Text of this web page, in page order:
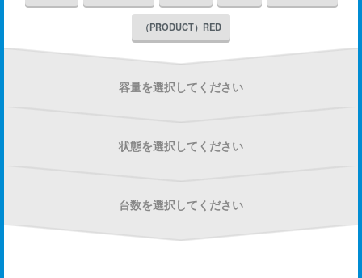
（PRODUCT）RED
容量を選択してください
状態を選択してください
台数を選択してください